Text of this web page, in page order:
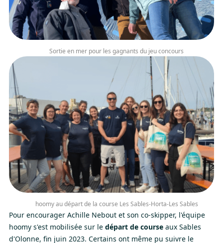
Sortie en mer pour les gagnants du jeu concours
hoomy au départ de la course Les Sables-Horta-Les Sables
Pour encourager Achille Nebout et son co-skipper, l'équipe
hoomy s'est mobilisée sur le départ de course aux Sables
d'Olonne, fin juin 2023. Certains ont même pu suivre le